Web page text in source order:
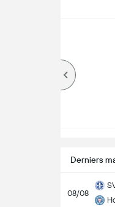
Derniers
08/08